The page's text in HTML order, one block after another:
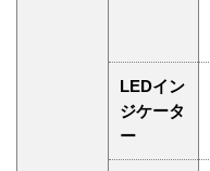
LEDイン
ジケータ
ー